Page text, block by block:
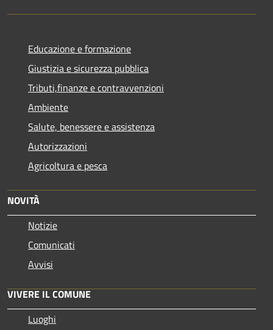
Educazione e formazione
Giustizia e sicurezza pubblica
Tributi,finanze e contravvenzioni
Ambiente
Salute, benessere e assistenza
Autorizzazioni
Agricoltura e pesca
NOVITÀ
Notizie
Comunicati
Avvisi
VIVERE IL COMUNE
Luoghi